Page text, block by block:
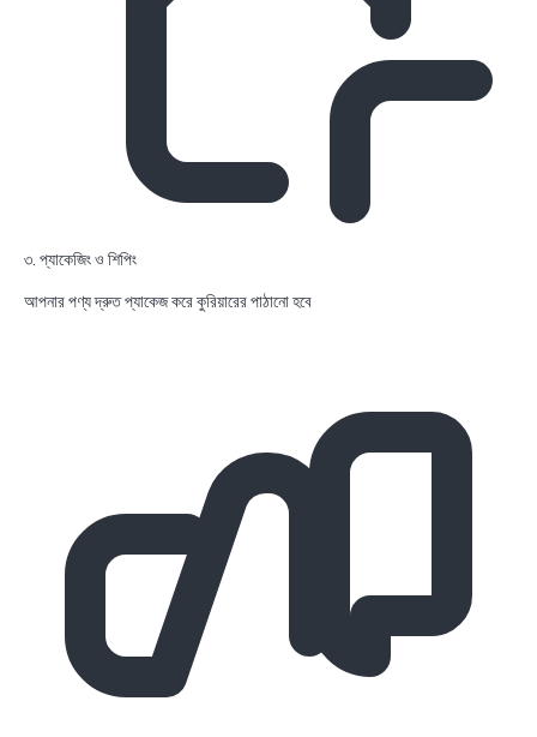
৩. প্যাকেজিং ও শিপিং
আপনার পণ্য দ্রুত প্যাকেজ করে কুরিয়ারের পাঠানো হবে